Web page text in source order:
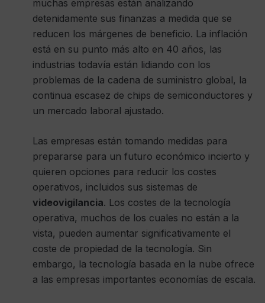
muchas empresas están analizando
detenidamente sus finanzas a medida que se
reducen los márgenes de beneficio. La inflación
está en su punto más alto en 40 años, las
industrias todavía están lidiando con los
problemas de la cadena de suministro global, la
continua escasez de chips de semiconductores y
un mercado laboral ajustado.
Las empresas están tomando medidas para
prepararse para un futuro económico incierto y
quieren opciones para reducir los costes
operativos, incluidos sus sistemas de
videovigilancia. Los costes de la tecnología
operativa, muchos de los cuales no están a la
vista, pueden aumentar significativamente el
coste de propiedad de la tecnología. Sin
embargo, la tecnología basada en la nube ofrece
a las empresas importantes economías de escala.